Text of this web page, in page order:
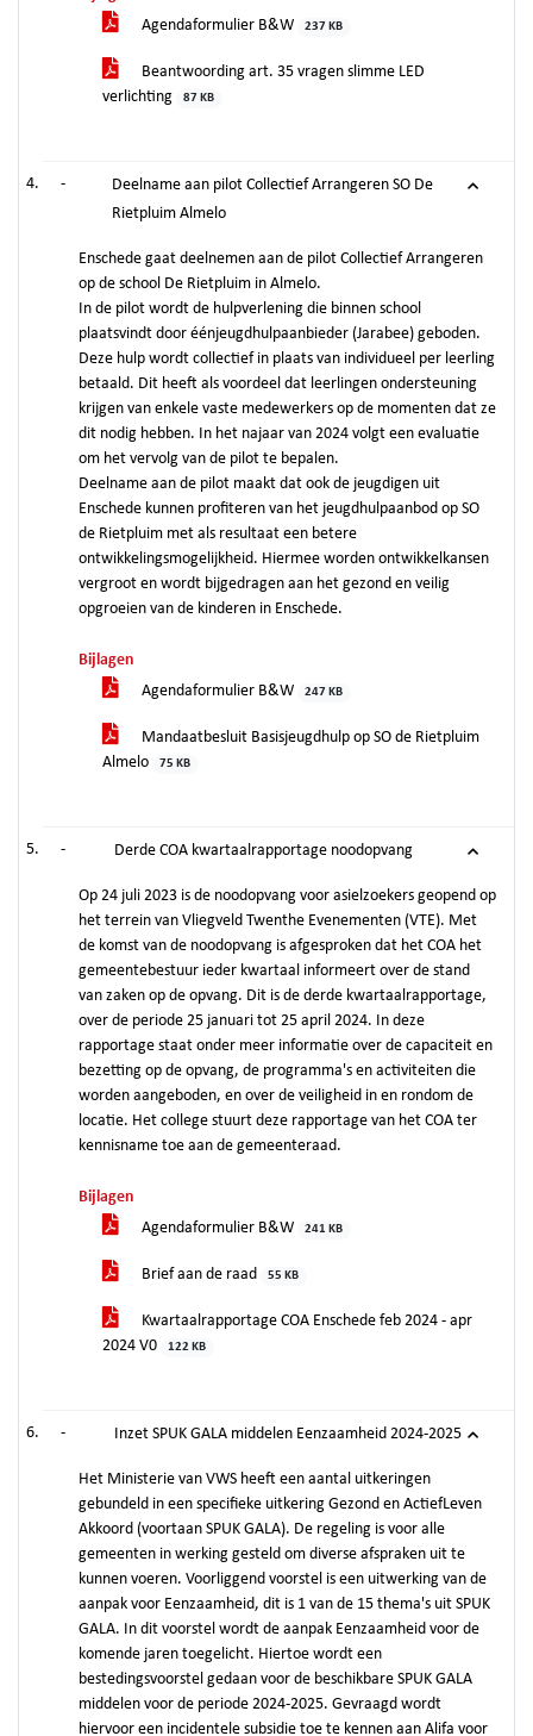
Agendaformulier B&W
237 KB
Beantwoording art. 35 vragen slimme LED
verlichting
87 KB
-
Deelname aan pilot Collectief Arrangeren SO De
Rietpluim Almelo
Enschede gaat deelnemen aan de pilot Collectief Arrangeren
op de school De Rietpluim in Almelo.
In de pilot wordt de hulpverlening die binnen school
plaatsvindt door éénjeugdhulpaanbieder (Jarabee) geboden.
Deze hulp wordt collectief in plaats van individueel per leerling
betaald. Dit heeft als voordeel dat leerlingen ondersteuning
krijgen van enkele vaste medewerkers op de momenten dat ze
dit nodig hebben. In het najaar van 2024 volgt een evaluatie
om het vervolg van de pilot te bepalen.
Deelname aan de pilot maakt dat ook de jeugdigen uit
Enschede kunnen profiteren van het jeugdhulpaanbod op SO
de Rietpluim met als resultaat een betere
ontwikkelingsmogelijkheid. Hiermee worden ontwikkelkansen
vergroot en wordt bijgedragen aan het gezond en veilig
opgroeien van de kinderen in Enschede.
Bijlagen
Agendaformulier B&W
247 KB
Mandaatbesluit Basisjeugdhulp op SO de Rietpluim
Almelo
75 KB
- Derde COA kwartaalrapportage noodopvang
Op 24 juli 2023 is de noodopvang voor asielzoekers geopend op
het terrein van Vliegveld Twenthe Evenementen (VTE). Met
de komst van de noodopvang is afgesproken dat het COA het
gemeentebestuur ieder kwartaal informeert over de stand
van zaken op de opvang. Dit is de derde kwartaalrapportage,
over de periode 25 januari tot 25 april 2024. In deze
rapportage staat onder meer informatie over de capaciteit en
bezetting op de opvang, de programma's en activiteiten die
worden aangeboden, en over de veiligheid in en rondom de
locatie. Het college stuurt deze rapportage van het COA ter
kennisname toe aan de gemeenteraad.
Bijlagen
Agendaformulier B&W
241 KB
Brief aan de raad 55 KB
Kwartaalrapportage COA Enschede feb 2024 - apr
2024 V0
122 KB
- Inzet SPUK GALA middelen Eenzaamheid 2024-2025
Het Ministerie van VWS heeft een aantal uitkeringen
gebundeld in een specifieke uitkering Gezond en ActiefLeven
Akkoord (voortaan SPUK GALA). De regeling is voor alle
gemeenten in werking gesteld om diverse afspraken uit te
kunnen voeren. Voorliggend voorstel is een uitwerking van de
aanpak voor Eenzaamheid, dit is 1 van de 15 thema's uit SPUK
GALA. In dit voorstel wordt de aanpak Eenzaamheid voor de
komende jaren toegelicht. Hiertoe wordt een
bestedingsvoorstel gedaan voor de beschikbare SPUK GALA
middelen voor de periode 2024-2025. Gevraagd wordt
hiervoor een incidentele subsidie toe te kennen aan Alifa voor